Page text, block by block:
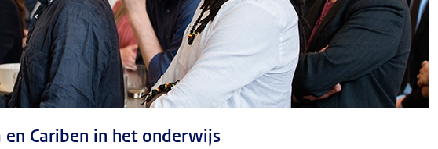
en Cariben in het onderwijs